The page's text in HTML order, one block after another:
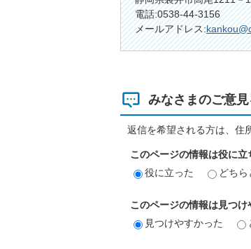
電話:0538-44-3156
メールアドレス:
みなさまのご意
返信を希望される方は、住
このページの情報は役に立
役に立った
どち
このページの情報は見つけ
見つけやすかった